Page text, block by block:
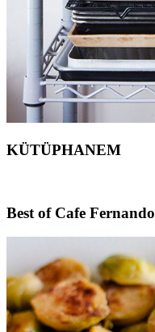
KÜTÜPHANEM
Footer
Best of Cafe Fernando